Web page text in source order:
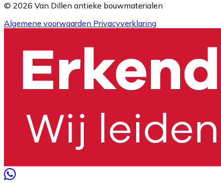
© 2026 Van Dillen antieke bouwmaterialen
Algemene voorwaarden Privacyverklaring